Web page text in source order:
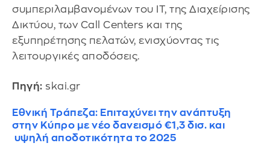
συμπεριλαμβανομένων του IT, της Διαχείρισης
Δικτύου, των Call Centers και της
εξυπηρέτησης πελατών, ενισχύοντας τις
λειτουργικές αποδόσεις.
Πηγή: skai.gr
Εθνική Τράπεζα: Επιταχύνει την ανάπτυξη
στην Κύπρο με νέο δανεισμό €1,3 δισ. και
υψηλή αποδοτικότητα το 2025